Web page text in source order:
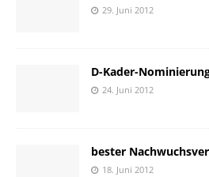
29. Juni 2012
D-Kader-
24. Juni 2012
bester
18. Juni 2012